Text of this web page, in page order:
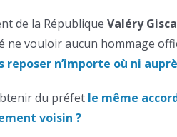
de la République Valéry
ne vouloir aucun hommage
reposer n’importe où ni
du préfet le même
voisin ?